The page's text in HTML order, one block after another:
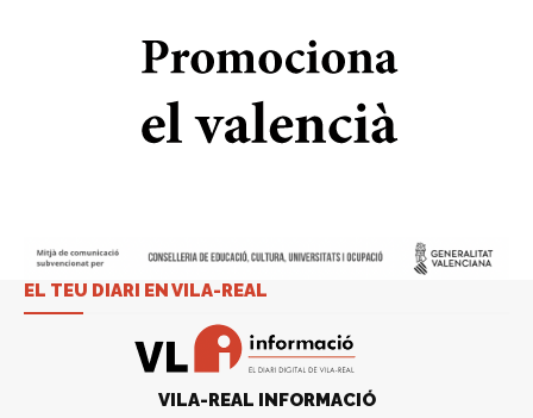
EL TEU DIARI EN VILA-REAL
VILA-REAL INFORMACIÓ